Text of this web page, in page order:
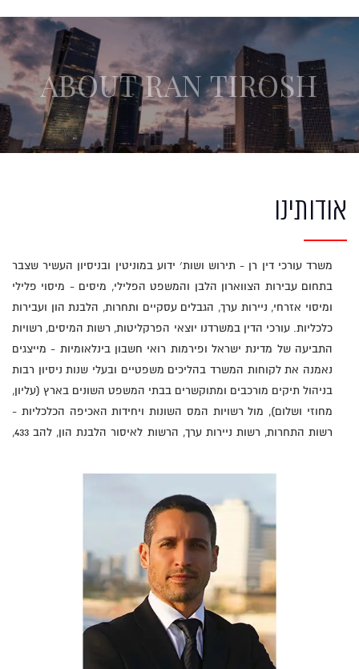
ABOUT RAN TIROSH
אודותינו
משרד עורכי דין רן - תירוש ושות׳ ידוע במוניטין ובניסיון העשיר שצבר
בתחום עבירות הצווארון הלבן והמשפט הפלילי, מיסים - מיסוי פלילי
ומיסוי אזרחי, ניירות ערך, הגבלים עסקיים ותחרות, הלבנת הון ועבירות
כלכליות. עורכי הדין במשרדנו יוצאי הפרקליטות, רשות המיסים, רשויות
התביעה של מדינת ישראל ופירמות רואי חשבון בינלאומיות - מייצגים
נאמנה את לקוחות המשרד בהליכים משפטיים ובעלי שנות ניסיון רבות
בניהול תיקים מורכבים ומתוקשרים בבתי המשפט השונים בארץ (עליון,
מחוזי ושלום), מול רשויות המס השונות ויחידות האכיפה הכלכליות -
רשות התחרות, רשות ניירות ערך, הרשות לאיסור הלבנת הון, להב 433,
במקצועיות ובמסירות תוך לחימה עיקשת על זכויות לקוחותינו, לעשות
שימוש בניסיון ובידע המקצועי הרב שנצבר ולגבש אסטרטגיה משפטית
מיטבית הנתפרת למידותיו של כל תיק, והכל להשגת המטרה המיטבית
ללקוח. תיקים שניהל משרדנו זכו להכרה משפטית ולתהודה
תקשורתית. משרדנו פועל ללא לאות להעניק ללקוחותינו את השירות
המקצועי, הדיסקרטי והאיכותי ביותר, ובכך מציב את משרדנו כמשרד
עורכי הדין מוביל בישראל בתחומי הצווארון הלבן והמשפט הפלילי,
מיסים, ניירות ערך, תחרות והגבלים עסקיים מהמובילים בתחומו. בשנים
האחרונות, דורג משרדנו בקביעות על ידי חברות דירוג עורכי דין
בינלאומיות B.D.I וכן דן אנד ברדסטריט - חברות המדרגות משרדי עורכי